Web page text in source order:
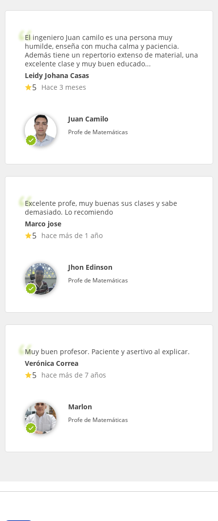
El ingeniero Juan camilo es una persona muy
humilde, enseña con mucha calma y paciencia.
Además tiene un repertorio extenso de material, una
excelente clase y muy buen educado...
Leidy Johana Casas
5 Hace 3 meses
Juan Camilo
Profe de Matemáticas
Excelente profe, muy buenas sus clases y sabe
demasiado. Lo recomiendo
Marco jose
5 hace más de 1 año
Jhon Edinson
Profe de Matemáticas
Muy buen profesor. Paciente y asertivo al explicar.
Verónica Correa
5 hace más de 7 años
Marlon
Profe de Matemáticas